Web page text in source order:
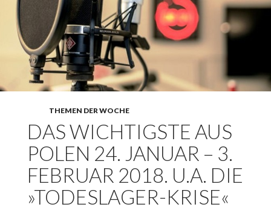
THEMEN DER WOCHE
DAS WICHTIGSTE AUS
POLEN 24. JANUAR – 3.
FEBRUAR 2018. U.A. DIE
»TODESLAGER-KRISE«